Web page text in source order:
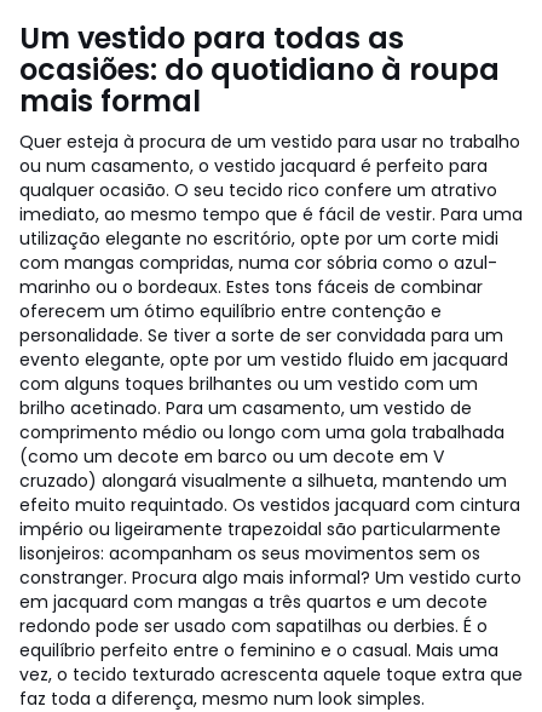
Um vestido para todas as
ocasiões: do quotidiano à roupa
mais formal
Quer esteja à procura de um vestido para usar no trabalho
ou num casamento, o vestido jacquard é perfeito para
qualquer ocasião. O seu tecido rico confere um atrativo
imediato, ao mesmo tempo que é fácil de vestir. Para uma
utilização elegante no escritório, opte por um corte midi
com mangas compridas, numa cor sóbria como o azul-
marinho ou o bordeaux. Estes tons fáceis de combinar
oferecem um ótimo equilíbrio entre contenção e
personalidade. Se tiver a sorte de ser convidada para um
evento elegante, opte por um vestido fluido em jacquard
com alguns toques brilhantes ou um vestido com um
brilho acetinado. Para um casamento, um vestido de
comprimento médio ou longo com uma gola trabalhada
(como um decote em barco ou um decote em V
cruzado) alongará visualmente a silhueta, mantendo um
efeito muito requintado. Os vestidos jacquard com cintura
império ou ligeiramente trapezoidal são particularmente
lisonjeiros: acompanham os seus movimentos sem os
constranger. Procura algo mais informal? Um vestido curto
em jacquard com mangas a três quartos e um decote
redondo pode ser usado com sapatilhas ou derbies. É o
equilíbrio perfeito entre o feminino e o casual. Mais uma
vez, o tecido texturado acrescenta aquele toque extra que
faz toda a diferença, mesmo num look simples.